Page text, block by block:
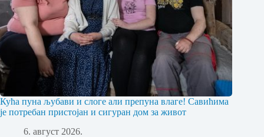
Кућа пуна љубави и слоге али препуна влаге! Савићима
је потребан пристојан и сигуран дом за живот
6. август 2026.